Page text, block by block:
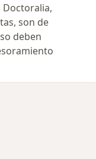
Doctoralia,
son de
deben